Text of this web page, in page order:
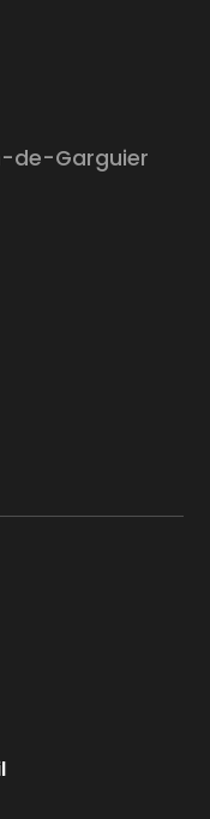
de-Garguier